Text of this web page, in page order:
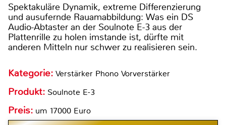
Spektakuläre Dynamik, extreme Differenzierung
und ausufernde Rauamabbildung: Was ein DS
Audio-Abtaster an der Soulnote E-3 aus der
Plattenrille zu holen imstande ist, dürfte mit
anderen Mitteln nur schwer zu realisieren sein.
Kategorie: Verstärker Phono Vorverstärker
Produkt: Soulnote E-3
Preis: um 17000 Euro